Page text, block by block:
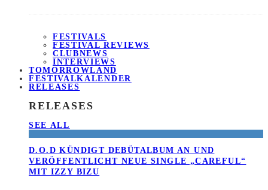
FESTIVALS
FESTIVAL REVIEWS
CLUBNEWS
INTERVIEWS
TOMORROWLAND
FESTIVALKALENDER
RELEASES
RELEASES
SEE ALL
D.O.D KÜNDIGT DEBÜTALBUM AN UND
VERÖFFENTLICHT NEUE SINGLE „CAREFUL“
MIT IZZY BIZU